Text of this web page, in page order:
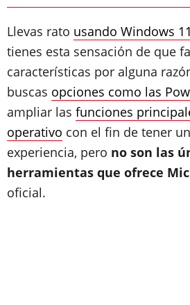
Llevas rato usando Windows 11
tienes esta sensación de que
características por alguna
buscas opciones como las
ampliar las funciones
operativo con el fin de tener
experiencia, pero no son las
herramientas que ofrece
oficial.